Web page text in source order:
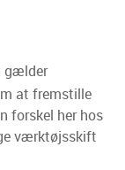
gælder
at fremstille
forskel her hos
værktøjsskift